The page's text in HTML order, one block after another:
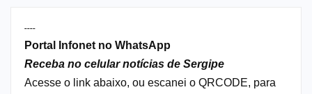
----
Portal Infonet no WhatsApp
Receba no celular notícias de Sergipe
Acesse o link abaixo, ou escanei o QRCODE, para